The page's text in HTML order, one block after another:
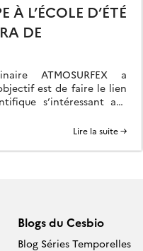
À L’ÉCOLE D’ÉTÉ
DE
ATMOSURFEX a
est de faire le lien
s’intéressant aux
de la circulation
un programme d’une
pratiques ont été
Lire la suite →
Blogs du Cesbio
Blog Séries Temporelles